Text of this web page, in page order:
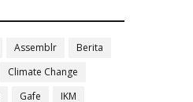
Assemblr
Berita
Climate Change
Gafe
IKM